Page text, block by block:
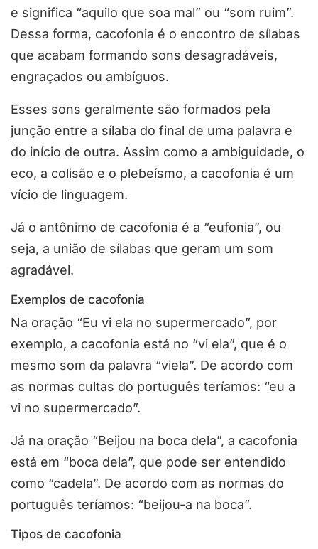
e significa “aquilo que soa mal” ou “som ruim”.
Dessa forma, cacofonia é o encontro de sílabas
que acabam formando sons desagradáveis,
engraçados ou ambíguos.
Esses sons geralmente são formados pela
junção entre a sílaba do final de uma palavra e
do início de outra. Assim como a ambiguidade, o
eco, a colisão e o plebeísmo, a cacofonia é um
vício de linguagem.
Já o antônimo de cacofonia é a “eufonia”, ou
seja, a união de sílabas que geram um som
agradável.
Exemplos de cacofonia
Na oração “Eu vi ela no supermercado”, por
exemplo, a cacofonia está no “vi ela”, que é o
mesmo som da palavra “viela”. De acordo com
as normas cultas do português teríamos: “eu a
vi no supermercado”.
Já na oração “Beijou na boca dela”, a cacofonia
está em “boca dela”, que pode ser entendido
como “cadela”. De acordo com as normas do
português teríamos: “beijou-a na boca”.
Tipos de cacofonia